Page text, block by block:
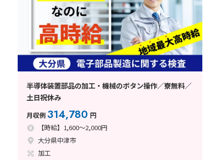
半導体装置部品の加工・機械のボタン操作／寮無料／
土日祝休み
月収例 314,780 円
【時給】1,600～2,000円
大分県中津市
加工